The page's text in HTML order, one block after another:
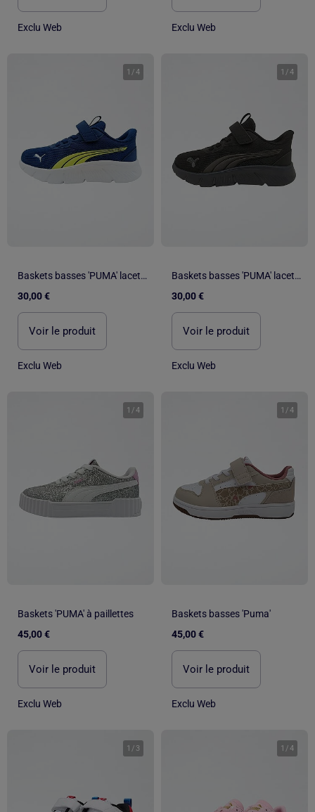
Exclu Web Exclu Web
1 /4
Baskets basses 'PUMA' lacets et scratchs
30,00 €
Voir le produit
Exclu Web
1 /4
Baskets basses 'PUMA' lacets et scratchs
30,00 €
Voir le produit
Exclu Web
1 /4
Baskets 'PUMA' à paillettes
45,00 €
Voir le produit
Exclu Web
1 /4
Baskets basses 'Puma'
45,00 €
Voir le produit
Exclu Web
1 / 3 1 /4